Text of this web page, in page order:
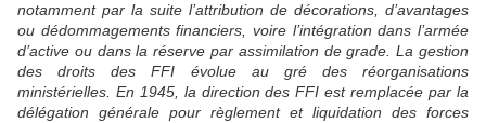
notamment par la suite l’attribution de décorations, d’avantages
ou dédommagements financiers, voire l’intégration dans l’armée
d’active ou dans la réserve par assimilation de grade. La gestion
des droits des FFI évolue au gré des réorganisations
ministérielles. En 1945, la direction des FFI est remplacée par la
délégation générale pour règlement et liquidation des forces